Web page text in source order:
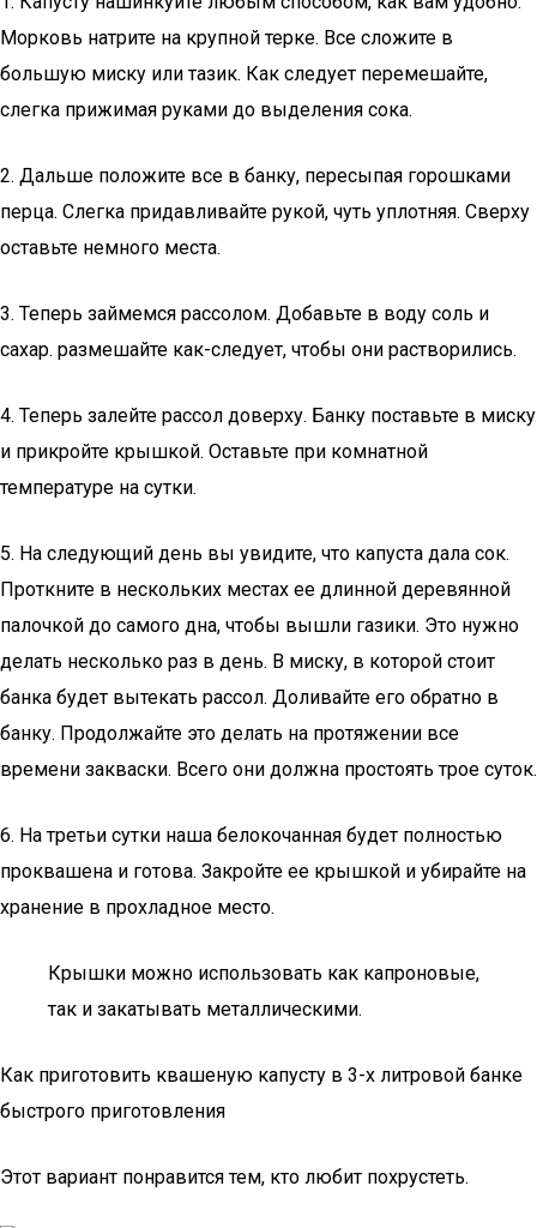
Морковь натрите на крупной терке. Все сложите в
большую миску или тазик. Как следует перемешайте,
слегка прижимая руками до выделения сока.
2. Дальше положите все в банку, пересыпая горошками
перца. Слегка придавливайте рукой, чуть уплотняя. Сверху
оставьте немного места.
3. Теперь займемся рассолом. Добавьте в воду соль и
сахар. размешайте как-следует, чтобы они растворились.
4. Теперь залейте рассол доверху. Банку поставьте в миску
и прикройте крышкой. Оставьте при комнатной
температуре на сутки.
5. На следующий день вы увидите, что капуста дала сок.
Проткните в нескольких местах ее длинной деревянной
палочкой до самого дна, чтобы вышли газики. Это нужно
делать несколько раз в день. В миску, в которой стоит
банка будет вытекать рассол. Доливайте его обратно в
банку. Продолжайте это делать на протяжении все
времени закваски. Всего они должна простоять трое суток.
6. На третьи сутки наша белокочанная будет полностью
проквашена и готова. Закройте ее крышкой и убирайте на
хранение в прохладное место.
Крышки можно использовать как капроновые,
так и закатывать металлическими.
Как приготовить квашеную капусту в 3-х литровой банке
быстрого приготовления
Этот вариант понравится тем, кто любит похрустеть.